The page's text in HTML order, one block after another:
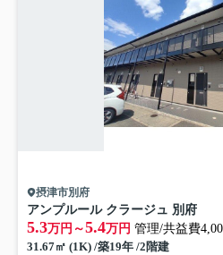
摂津市別府
アンプルール クラージュ 別府
5.3万円～5.4万円 管理/共益費
31.67㎡ (1K) /築19年 /2階建